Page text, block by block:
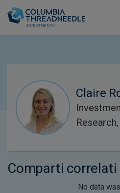
Claire
Comparti correlati
No data